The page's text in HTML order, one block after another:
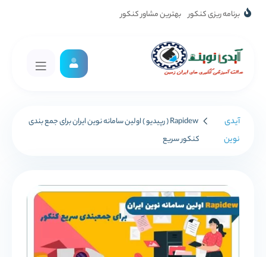
برنامه ریزی کنکور بهترین مشاور کنکور
آیدی
نوین
Rapidew ( رپیدیو ) اولین سامانه نوین ایران برای جمع بندی
کنکور سریع